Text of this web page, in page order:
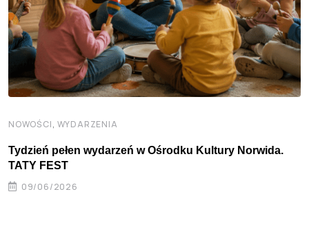
NOWOŚCI, WYDARZENIA
Tydzień pełen wydarzeń w Ośrodku Kultury Norwida.
TATY FEST
09/06/2026